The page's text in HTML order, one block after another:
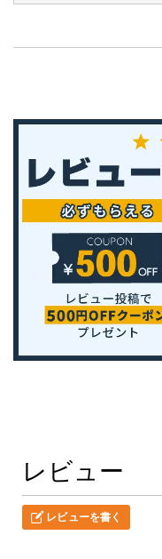
レビュー
レビューを書く